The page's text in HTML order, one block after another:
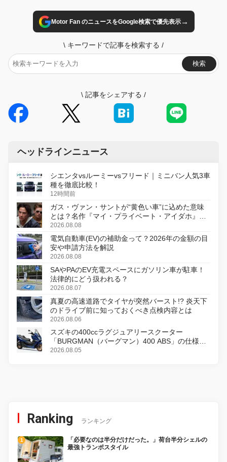
Motor Fan のニュースをGoogle検索で優先表示→
\ キーワードで記事を検索する /
検索
\ 記事をシェアする /
ヘッドラインニュース
シエンタvsルーミーvsフリード｜ミニバン人気3車
種を徹底比較！
12時間前
ガス・ヴァン・サントが“黄色い車”に込めた意味
とは？名作『マイ・プライベート・アイダホ』が
初のデジタルリマスター版で復活
2026.08.08
電気自動車(EV)の補助金って？2026年の金額の目
安や申請方法を解説
2026.08.08
SAやPAのEV充電スペースにガソリン車が駐車！
法律的にどう扱われる？
2026.08.07
真夏の高速道路でタイヤが突然バースト!? 炎天下
のドライブ前に知っておくべき点検内容とは
2026.08.06
スズキの400ccラグジュアリースクーター
「BURGMAN（バーグマン）400 ABS」の仕様を
変更し、8月18日に発売
2026.08.05
Ranking ランキング
「必要なのは半分だけだった。」荷台半分シェルの
最強トランポスタイル